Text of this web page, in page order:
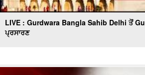
LIVE : Gurdwara Bangla Sahib Delhi ਤੋਂ
ਪ੍ਰਸਾਰਣ